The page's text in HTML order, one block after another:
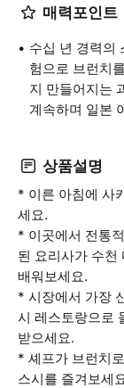
매력포인트
수십 년 경력의
험으로 브런치
지 만들어지는
계속하며 일본
상품설명
* 이른 아침에 사
세요.
* 이곳에서 전통
된 요리사가 수천
배워보세요.
* 시장에서 가장
시 레스토랑으로
받으세요.
* 셰프가 브런치
스시를 즐겨보세